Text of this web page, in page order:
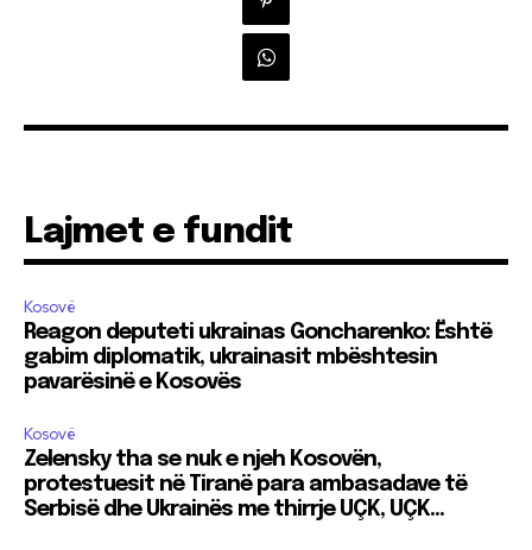
Lajmet e fundit
Kosovë
Reagon deputeti ukrainas Goncharenko: Është
gabim diplomatik, ukrainasit mbështesin
pavarësinë e Kosovës
Kosovë
Zelensky tha se nuk e njeh Kosovën,
protestuesit në Tiranë para ambasadave të
Serbisë dhe Ukrainës me thirrje UÇK, UÇK…